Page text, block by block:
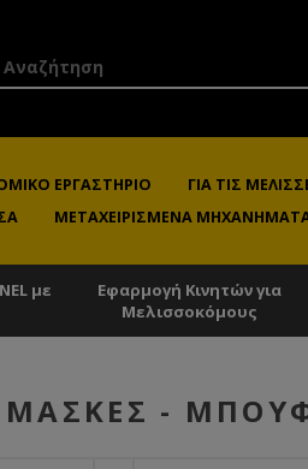
ΕΡΓΑΣΤΉΡΙΟ ΓΙΑ ΤΙΣ
ΜΕΤΑΧΕΙΡΙΣΜΈΝΑ
με
Εφαρμογή Κινητών για
Μελισσοκόμους
ΜΆΣΚΕΣ -